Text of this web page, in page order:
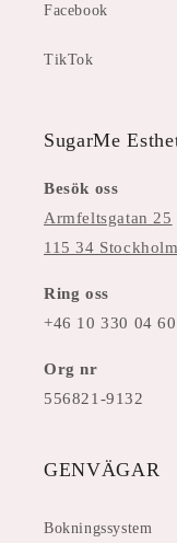
Facebook
TikTok
SugarMe
Besök oss
Armfeltsgatan 25
115 34 Stockholm
Ring oss
+46 10 330 04 60
Org nr
556821-9132
GENVÄGAR
Bokningssystem